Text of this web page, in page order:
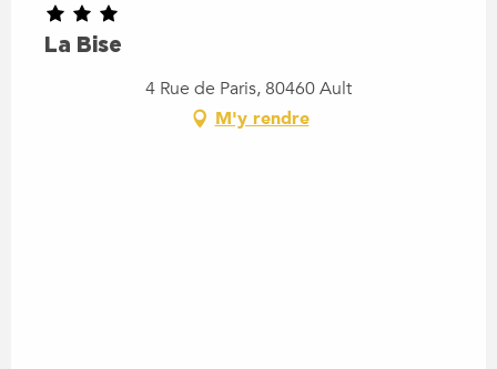
La Bise
4 Rue de Paris, 80460 Ault
M'y rendre